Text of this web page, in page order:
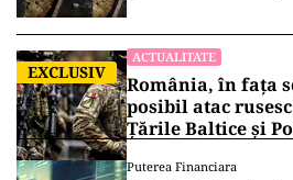
EXCLUSIV
ACTUALITATE
România, în fața
posibil atac
Țările Baltice și
Puterea Financiara